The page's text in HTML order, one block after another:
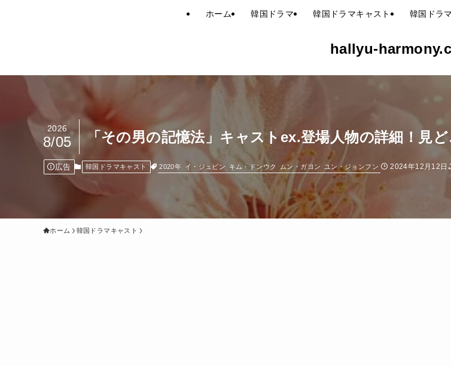
hallyu-
ホーム 韓国ドラマ 韓国ドラマキャスト 韓国ドラ
「その男の記憶法」キャストex.登場人物の詳細！見
2026
8/05
広告 韓国ドラマキャスト 2020年 イ・ジュビン キム・ドンウク ムン・ガヨン ユン・ジョンフン 2024年12月12日
ホーム 韓国ドラマキャスト